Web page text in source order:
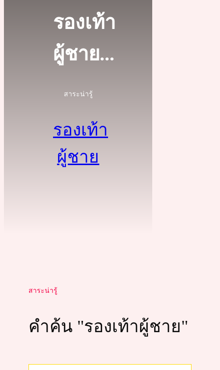
รองเท้า
ผู้ชาย...
สาระน่ารู้
รองเท้า
ผู้ชาย
สาระน่ารู้
คำค้น "รองเท้าผู้ชาย"